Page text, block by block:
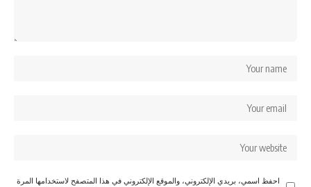
احفظ اسمي، بريدي الإلكتروني، والموقع الإلكتروني في هذا المتصفح لاستخدامها المرة